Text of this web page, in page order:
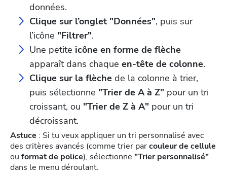
données.
Clique sur l’onglet "Données", puis sur
l’icône "Filtrer".
Une petite icône en forme de flèche
apparaît dans chaque en-tête de colonne.
Clique sur la flèche de la colonne à trier,
puis sélectionne "Trier de A à Z" pour un tri
croissant, ou "Trier de Z à A" pour un tri
décroissant.
Astuce : Si tu veux appliquer un tri personnalisé avec
des critères avancés (comme trier parcouleur de cellule
ou format de police), sélectionne "Trier personnalisé"
dans le menu déroulant.